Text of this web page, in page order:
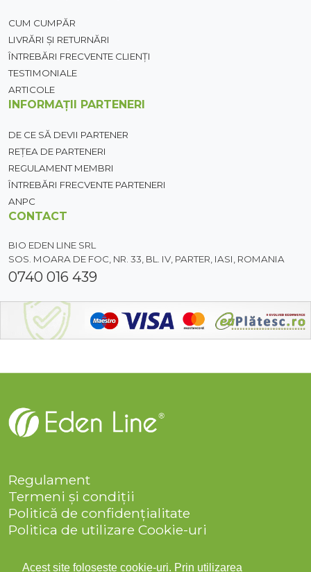
Acest site folosește cookie-uri. Prin utilizarea
CUM CUMPĂR
LIVRĂRI ȘI RETURNĂRI
ÎNTREBĂRI FRECVENTE CLIENȚI
TESTIMONIALE
ARTICOLE
INFORMAȚII PARTENERI
DE CE SĂ DEVII PARTENER
REȚEA DE PARTENERI
REGULAMENT MEMBRI
ÎNTREBĂRI FRECVENTE PARTENERI
ANPC
CONTACT
BIO EDEN LINE SRL
SOS. MOARA DE FOC, NR. 33, BL. IV, PARTER, IASI, ROMANIA
0740 016 439
Regulament
Termeni și condiții
Politică de confidențialitate
Politica de utilizare Cookie-uri
Solicitare date personale